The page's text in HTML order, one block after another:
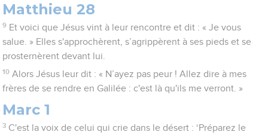
Matthieu 28
9 Et voici que Jésus vint à leur rencontre et dit : « Je vous
salue. » Elles s'approchèrent, s’agrippèrent à ses pieds et se
prosternèrent devant lui.
10 Alors Jésus leur dit : « N’ayez pas peur ! Allez dire à mes
frères de se rendre en Galilée : c'est là qu'ils me verront. »
Marc 1
3 C'est la voix de celui qui crie dans le désert : ‘Préparez le